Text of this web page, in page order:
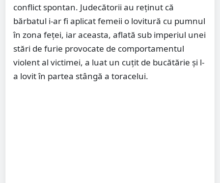
conflict spontan. Judecătorii au reținut că
bărbatul i-ar fi aplicat femeii o lovitură cu pumnul
în zona feței, iar aceasta, aflată sub imperiul unei
stări de furie provocate de comportamentul
violent al victimei, a luat un cuțit de bucătărie și l-
a lovit în partea stângă a toracelui.